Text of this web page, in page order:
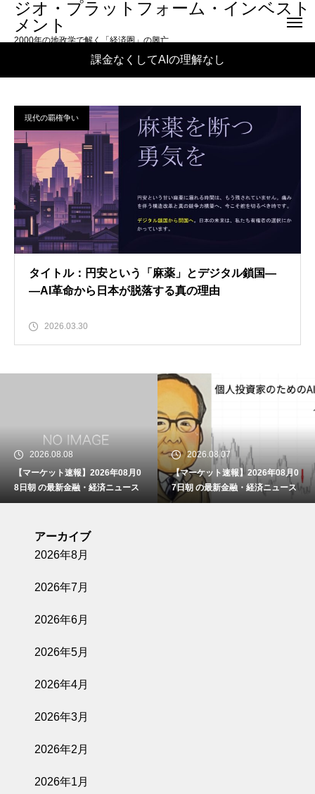
ジオ・プラットフォーム・インベスト
メント
2000年の地政学で解く「経済圏」の興亡
課金なくしてAIの理解なし
現代の覇権争い
タイトル：円安という「麻薬」とデジタル鎖国―
―AI革命から日本が脱落する真の理由
2026.03.30
ット速報】2026年08月0
最新金融・経済ニュース
2026.08.07
【マーケット速報】2026年08月0
7日朝 の最新金融・経済ニュース
三菱
円」を
に、銀
アーカイブ
2026年8月
2026年7月
2026年6月
2026年5月
2026年4月
2026年3月
2026年2月
2026年1月